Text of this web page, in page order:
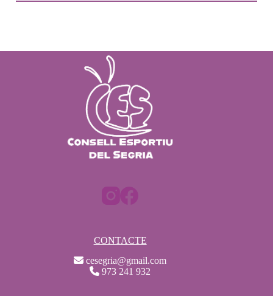
CONTACTE
cesegria@gmail.com
973 241 932